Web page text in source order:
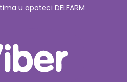
u apoteci DELFARM